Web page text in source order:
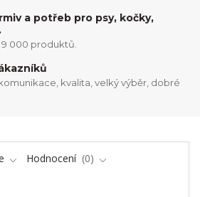
a potřeb pro psy, kočky,
000 produktů.
kvalita, velký výběr, dobré
Hodnocení
0